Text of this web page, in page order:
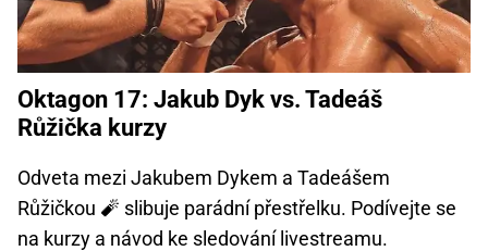
Oktagon 17: Jakub Dyk vs. Tadeáš
Růžička kurzy
Odveta mezi Jakubem Dykem a Tadeášem
Růžičkou 🧨 slibuje parádní přestřelku. Podívejte se
na kurzy a návod ke sledování livestreamu.